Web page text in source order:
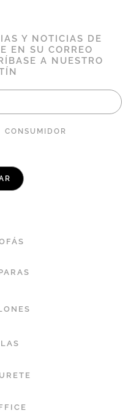
Y NOTICIAS DE
EN SU CORREO
A NUESTRO
CONSUMIDOR